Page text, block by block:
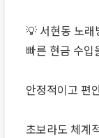
💡 서현동 노래
빠른 현금 수입
안정적이고 편
초보라도 체계